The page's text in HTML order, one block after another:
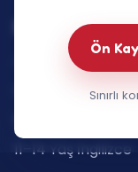
Ön
Sınırlı
Oyun Grupları
6–7 Yaş İngilizce
11–14 Yaş İngilizce